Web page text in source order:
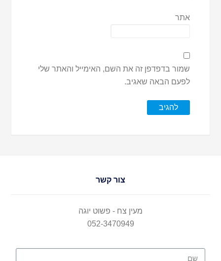
אתר
שמור בדפדפן זה את השם, האימייל והאתר שלי
לפעם הבאה שאגיב.
צור קשר
מעין צח - פשוט יוגה
052-3470949